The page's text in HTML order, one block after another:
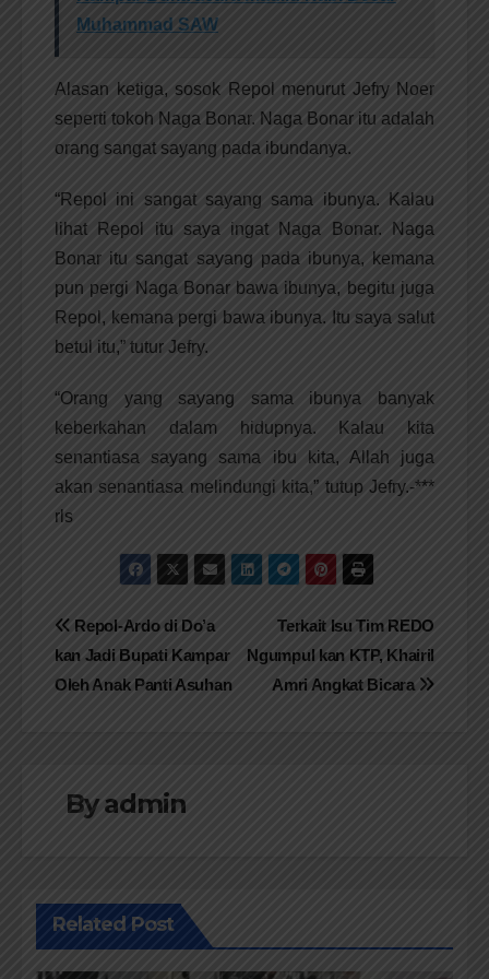
Muhammad SAW
Alasan ketiga, sosok Repol menurut Jefry Noer
seperti tokoh Naga Bonar. Naga Bonar itu adalah
orang sangat sayang pada ibundanya.
“Repol ini sangat sayang sama ibunya. Kalau
lihat Repol itu saya ingat Naga Bonar. Naga
Bonar itu sangat sayang pada ibunya, kemana
pun pergi Naga Bonar bawa ibunya, begitu juga
Repol, kemana pergi bawa ibunya. Itu saya salut
betul itu,” tutur Jefry.
“Orang yang sayang sama ibunya banyak
keberkahan dalam hidupnya. Kalau kita
senantiasa sayang sama ibu kita, Allah juga
akan senantiasa melindungi kita,” tutup Jefry.-***
rls
Navigasi
pos
Terkait Isu Tim REDO
Ngumpul kan KTP, Khairil
Amri Angkat Bicara
Repol-Ardo di Do’a
kan Jadi Bupati Kampar
Oleh Anak Panti Asuhan
Byadmin
Related Post